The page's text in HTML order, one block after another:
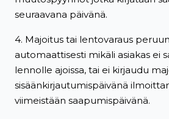
seuraavana päivänä.
4. Majoitus tai lentovaraus
automaattisesti mikäli asiakas ei
lennolle ajoissa, tai ei kirjaudu
sisäänkirjautumispäivänä
viimeistään saapumispäivänä.